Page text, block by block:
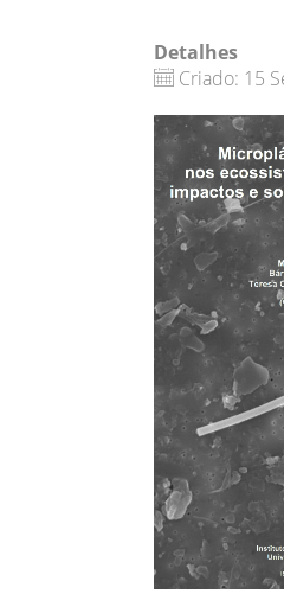
Detalhes
Criado: 15